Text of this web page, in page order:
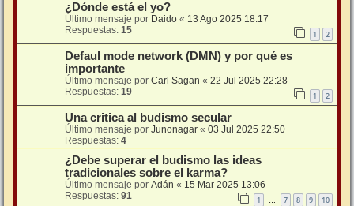
¿Dónde está el yo?
Último mensaje por Daido « 13 Ago 2025 18:17
Respuestas: 15 1 2
Defaul mode network (DMN) y por qué es
importante
Último mensaje por Carl Sagan « 22 Jul 2025 22:28
Respuestas: 19 1 2
Una critica al budismo secular
Último mensaje por Junonagar « 03 Jul 2025 22:50
Respuestas: 4
¿Debe superar el budismo las ideas
tradicionales sobre el karma?
Último mensaje por Adán « 15 Mar 2025 13:06
Respuestas: 91 1 7 8 9 10